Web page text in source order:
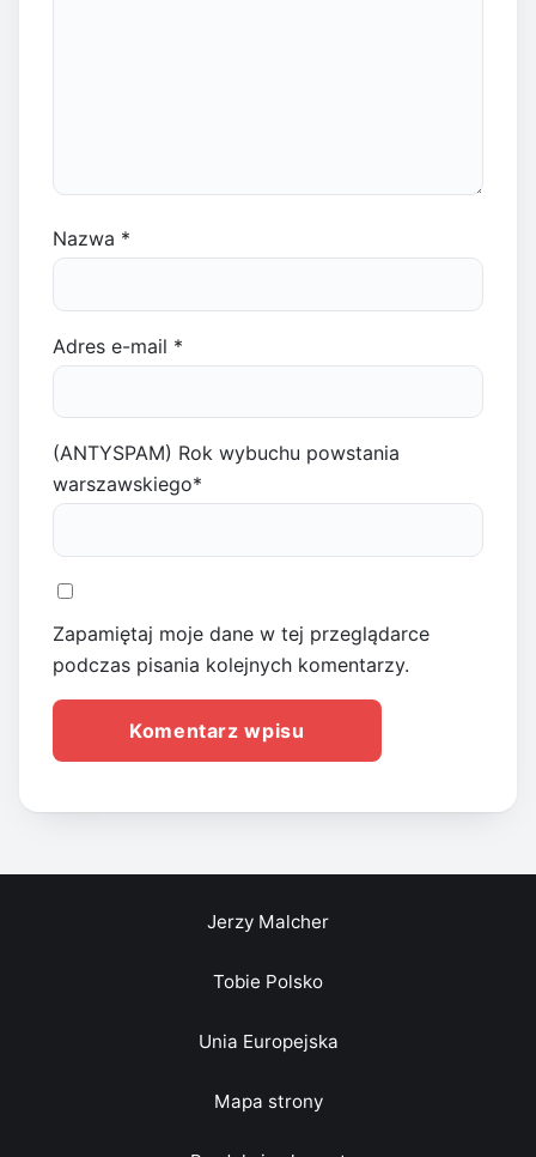
Nazwa *
Adres e-mail *
(ANTYSPAM) Rok wybuchu powstania
warszawskiego*
Zapamiętaj moje dane w tej przeglądarce
podczas pisania kolejnych komentarzy.
Jerzy Malcher
Tobie Polsko
Unia Europejska
Mapa strony